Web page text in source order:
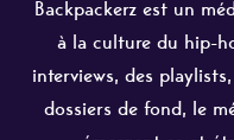
Backpackerz est un
à la culture du hip-
interviews, des
dossiers de fond, le